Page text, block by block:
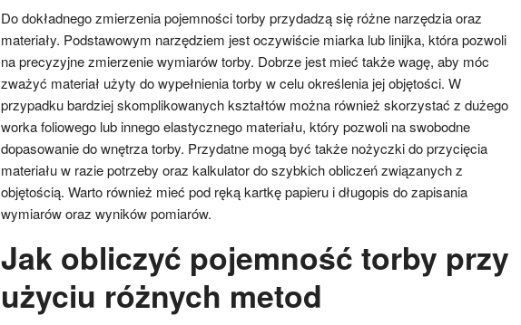
Do dokładnego zmierzenia pojemności torby przydadzą się różne narzędzia oraz
materiały. Podstawowym narzędziem jest oczywiście miarka lub linijka, która pozwoli
na precyzyjne zmierzenie wymiarów torby. Dobrze jest mieć także wagę, aby móc
zważyć materiał użyty do wypełnienia torby w celu określenia jej objętości. W
przypadku bardziej skomplikowanych kształtów można również skorzystać z dużego
worka foliowego lub innego elastycznego materiału, który pozwoli na swobodne
dopasowanie do wnętrza torby. Przydatne mogą być także nożyczki do przycięcia
materiału w razie potrzeby oraz kalkulator do szybkich obliczeń związanych z
objętością. Warto również mieć pod ręką kartkę papieru i długopis do zapisania
wymiarów oraz wyników pomiarów.
Jak obliczyć pojemność torby przy
użyciu różnych metod